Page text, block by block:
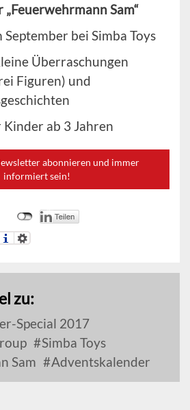
Sam“
bei Simba Toys
Überraschungen
Figuren) und
ab 3 Jahren
abonnieren und immer
informiert sein!
zu:
Special 2017
Simba Toys
Sam
Adventskalender